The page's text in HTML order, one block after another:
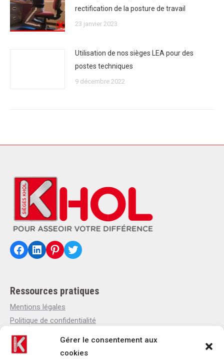
Gérer le consentement aux
cookies
rectification de la posture de travail
23 janvier 2023
Utilisation de nos sièges LEA pour des
postes techniques
9 décembre 2022
Facebook LinkedIn Pinterest Twitter
Ressources pratiques
Mentions légales
Politique de confidentialité
Politique de cookies
Qui sommes-nous